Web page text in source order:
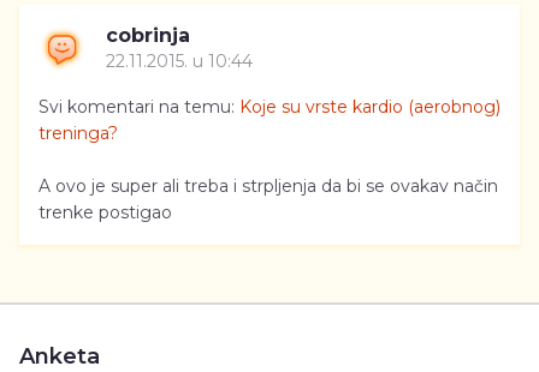
cobrinja
22.11.2015. u 10:44
Svi komentari na temu: Koje su vrste kardio (aerobnog)
treninga?
A ovo je super ali treba i strpljenja da bi se ovakav način
trenke postigao
Anketa